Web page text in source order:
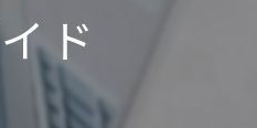
ド